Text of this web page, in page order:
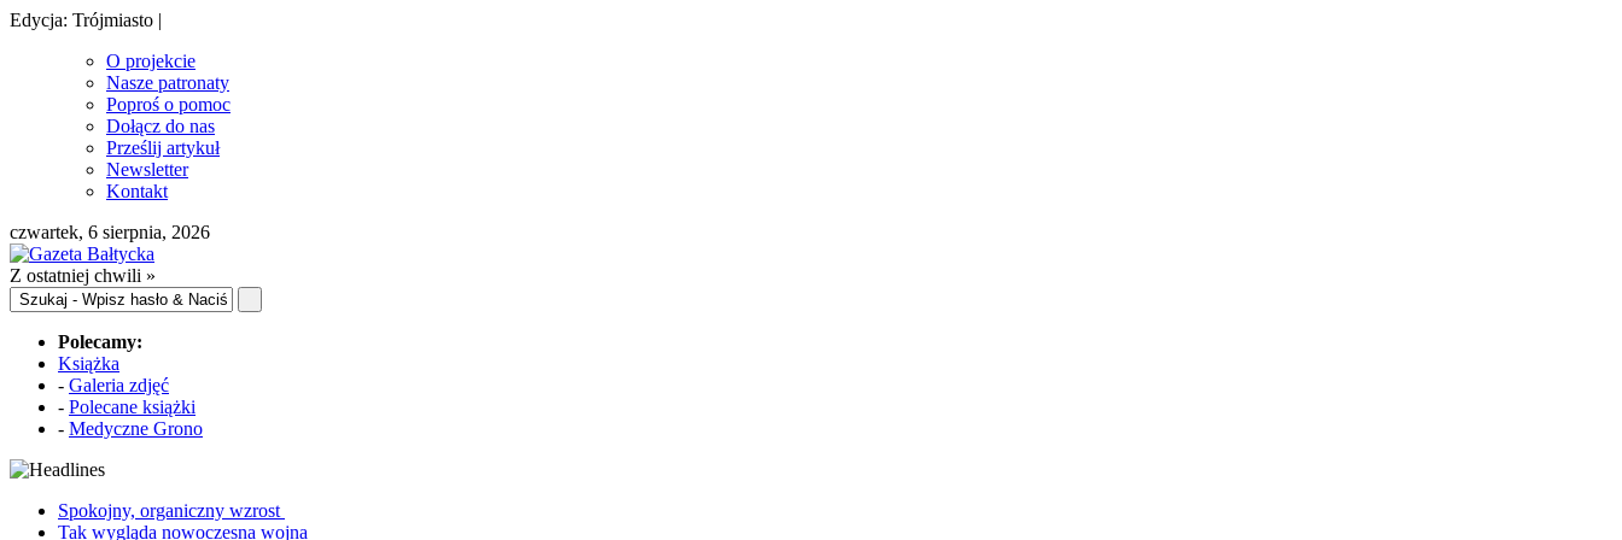
Edycja: Trójmiasto |
O projekcie
Nasze patronaty
Poproś o pomoc
Dołącz do nas
Prześlij artykuł
Newsletter
Kontakt
czwartek, 6 sierpnia, 2026
Z ostatniej chwili »
Polecamy:
Książka
- Galeria zdjęć
- Polecane książki
- Medyczne Grono
Spokojny, organiczny wzrost
Tak wygląda nowoczesna wojna